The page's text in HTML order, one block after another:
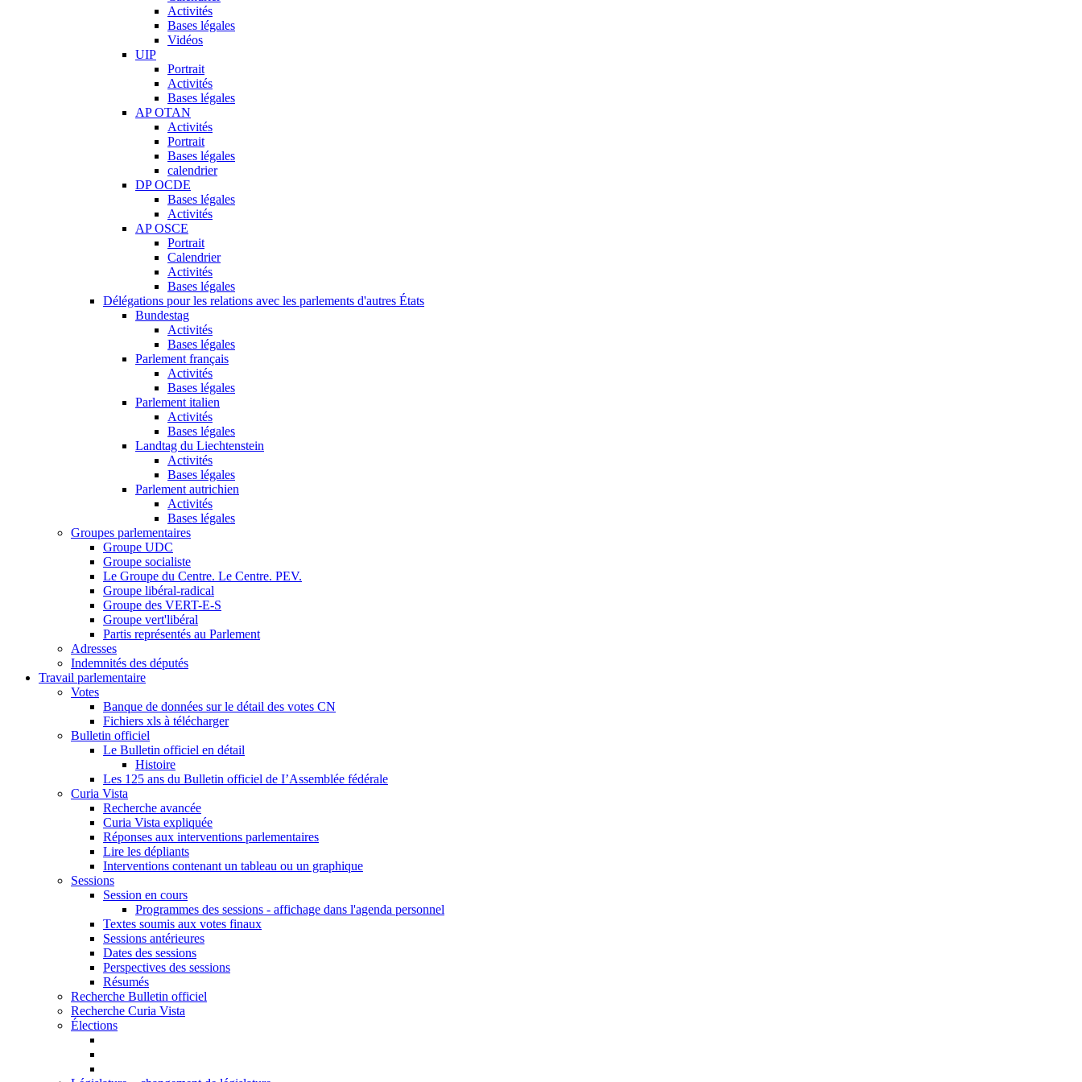
Activités
Bases légales
Vidéos
UIP
Portrait
Activités
Bases légales
AP OTAN
Activités
Portrait
Bases légales
calendrier
DP OCDE
Bases légales
Activités
AP OSCE
Portrait
Calendrier
Activités
Bases légales
Délégations pour les relations avec les parlements d'autres États
Bundestag
Activités
Bases légales
Parlement français
Activités
Bases légales
Parlement italien
Activités
Bases légales
Landtag du Liechtenstein
Activités
Bases légales
Parlement autrichien
Activités
Bases légales
Groupes parlementaires
Groupe UDC
Groupe socialiste
Le Groupe du Centre. Le Centre. PEV.
Groupe libéral-radical
Groupe des VERT-E-S
Groupe vert'libéral
Partis représentés au Parlement
Adresses
Indemnités des députés
Travail parlementaire
Votes
Banque de données sur le détail des votes CN
Fichiers xls à télécharger
Bulletin officiel
Le Bulletin officiel en détail
Histoire
Les 125 ans du Bulletin officiel de I’Assemblée fédérale
Curia Vista
Recherche avancée
Curia Vista expliquée
Réponses aux interventions parlementaires
Lire les dépliants
Interventions contenant un tableau ou un graphique
Sessions
Session en cours
Programmes des sessions - affichage dans l'agenda personnel
Textes soumis aux votes finaux
Sessions antérieures
Dates des sessions
Perspectives des sessions
Résumés
Recherche Bulletin officiel
Recherche Curia Vista
Élections